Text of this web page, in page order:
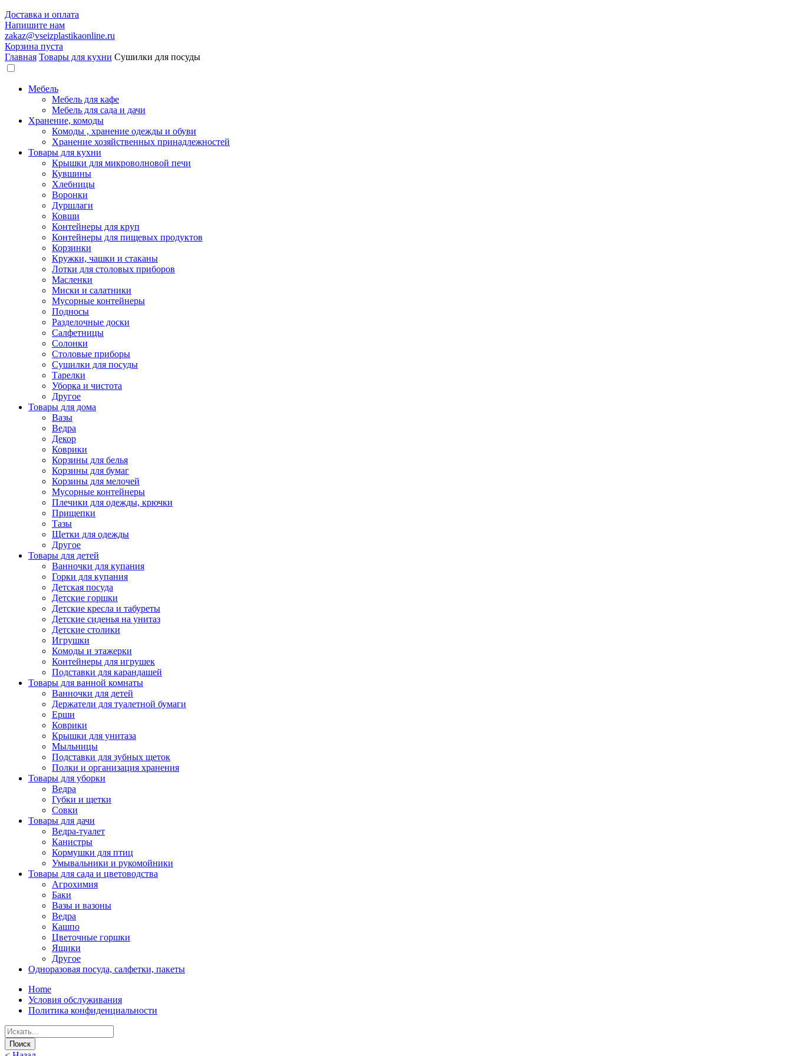
Доставка и оплата
Напишите нам
zakaz@vseizplastikaonline.ru
Корзина пуста
Главная Товары для кухни Сушилки для посуды
Мебель
Мебель для кафе
Мебель для сада и дачи
Хранение, комоды
Комоды , хранение одежды и обуви
Хранение хозяйственных принадлежностей
Товары для кухни
Крышки для микроволновой печи
Кувшины
Хлебницы
Воронки
Дуршлаги
Ковши
Контейнеры для круп
Контейнеры для пищевых продуктов
Корзинки
Кружки, чашки и стаканы
Лотки для столовых приборов
Масленки
Миски и салатники
Мусорные контейнеры
Подносы
Разделочные доски
Салфетницы
Солонки
Столовые приборы
Сушилки для посуды
Тарелки
Уборка и чистота
Другое
Товары для дома
Вазы
Ведра
Декор
Коврики
Корзины для белья
Корзины для бумаг
Корзины для мелочей
Мусорные контейнеры
Плечики для одежды, крючки
Прищепки
Тазы
Щетки для одежды
Другое
Товары для детей
Ванночки для купания
Горки для купания
Детская посуда
Детские горшки
Детские кресла и табуреты
Детские сиденья на унитаз
Детские столики
Игрушки
Комоды и этажерки
Контейнеры для игрушек
Подставки для карандашей
Товары для ванной комнаты
Ванночки для детей
Держатели для туалетной бумаги
Ерши
Коврики
Крышки для унитаза
Мыльницы
Подставки для зубных щеток
Полки и организация хранения
Товары для уборки
Ведра
Губки и щетки
Совки
Товары для дачи
Ведра-туалет
Канистры
Кормушки для птиц
Умывальники и рукомойники
Товары для сада и цветоводства
Агрохимия
Баки
Вазы и вазоны
Ведра
Кашпо
Цветочные горшки
Ящики
Другое
Одноразовая посуда, салфетки, пакеты
Home
Условия обслуживания
Политика конфиденциальности